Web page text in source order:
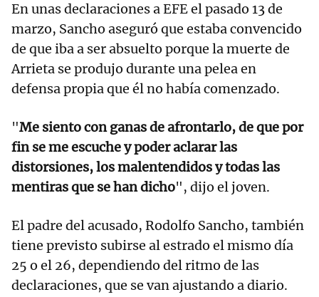
En unas declaraciones a EFE el pasado 13 de
marzo, Sancho aseguró que estaba convencido
de que iba a ser absuelto porque la muerte de
Arrieta se produjo durante una pelea en
defensa propia que él no había comenzado.
"Me siento con ganas de afrontarlo, de que por
fin se me escuche y poder aclarar las
distorsiones, los malentendidos y todas las
mentiras que se han dicho", dijo el joven.
El padre del acusado, Rodolfo Sancho, también
tiene previsto subirse al estrado el mismo día
25 o el 26, dependiendo del ritmo de las
declaraciones, que se van ajustando a diario.